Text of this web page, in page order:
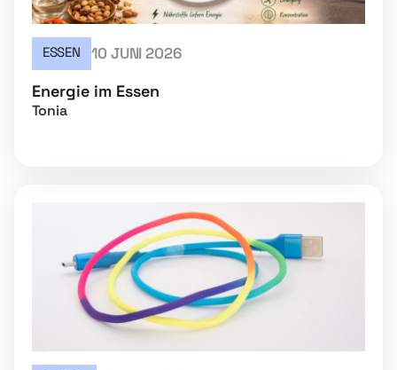
ESSEN 10 JUNI 2026
Energie im Essen
Tonia